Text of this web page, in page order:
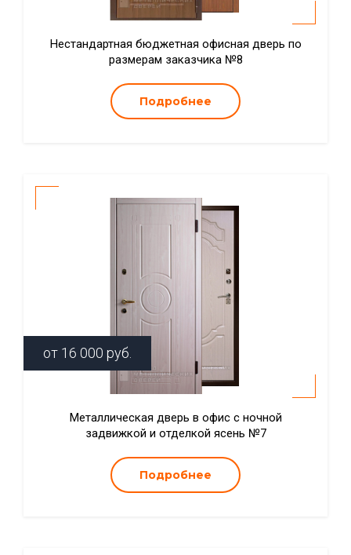
Нестандартная бюджетная офисная дверь по
размерам заказчика №8
Подробнее
от 16 000 руб.
Металлическая дверь в офис с ночной
задвижкой и отделкой ясень №7
Подробнее